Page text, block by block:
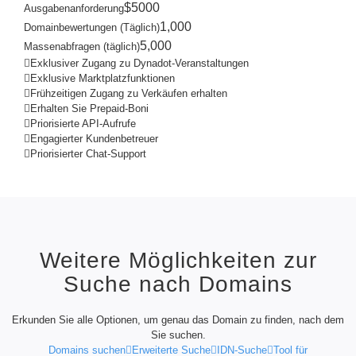
Auktionen
Backorder-
Tools
Backorder
Backorder-
Auktionen
Quellen
Domainkauf
Verkauf
von
Domains
SSL
Sicherheit
Reseller-
Programm
Dynadot-
Ausgabenanforderung$5000
Domainbewertungen (Täglich)1,000
Massenabfragen (täglich)5,000
Exklusiver Zugang zu Dynadot-Veranstaltungen
Exklusive Marktplatzfunktionen
Frühzeitigen Zugang zu Verkäufen erhalten
Erhalten Sie Prepaid-Boni
Priorisierte API-Aufrufe
Engagierter Kundenbetreuer
Priorisierter Chat-Support
Weitere Möglichkeiten zur
Suche nach Domains
Erkunden Sie alle Optionen, um genau das Domain zu finden, nach dem
Sie suchen.
Domains suchen
Erweiterte Suche IDN-Suche Tool für